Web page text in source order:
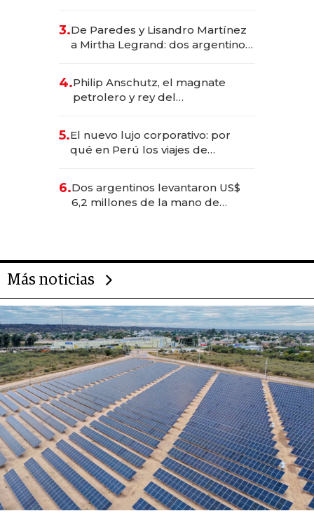
las marcas "fast premium"
3.De Paredes y Lisandro Martínez
a Mirtha Legrand: dos argentinos
4.Philip Anschutz, el magnate
petrolero y rey del
Fénix
5.El nuevo lujo corporativo: por
qué en Perú los viajes de
para convertirse en experiencias
transformadoras
6.Dos argentinos levantaron US$
6,2 millones de la mano de
Más noticias